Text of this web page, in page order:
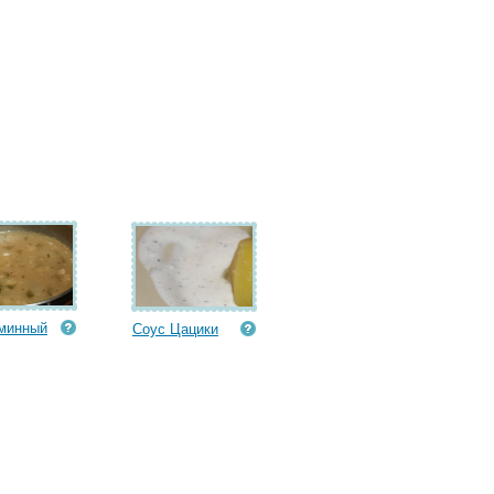
Соус Цацики